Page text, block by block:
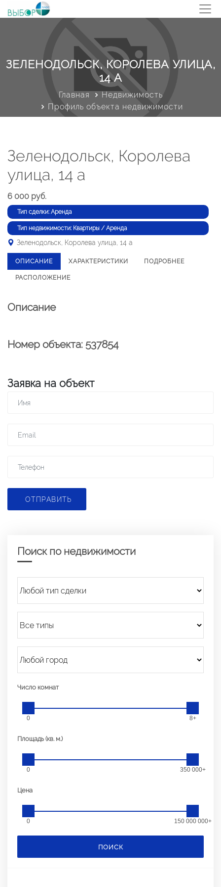
ЗЕЛЕНОДОЛЬСК, КОРОЛЕВА УЛИЦА,
14 А
Главная
Недвижимость
Профиль объекта недвижимости
Зеленодольск, Королева
улица, 14 а
6 000 руб.
Тип сделки: Аренда
Тип недвижимости: Квартиры / Аренда
Зеленодольск, Королева улица, 14 а
ОПИСАНИЕ ХАРАКТЕРИСТИКИ ПОДРОБНЕЕ
РАСПОЛОЖЕНИЕ
Описание
Номер объекта: 537854
Заявка на объект
ОТПРАВИТЬ
Поиск по недвижимости
Число комнат
0 8+
Площадь (кв. м.)
0 350 000+
Цена
0 150 000 000+
ПОИСК